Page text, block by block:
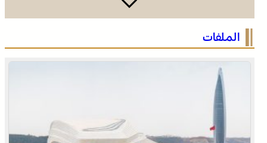
عالميا
الملفات